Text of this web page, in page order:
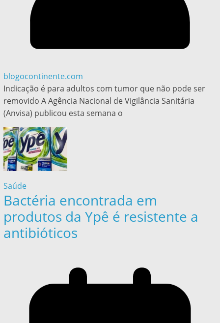
blogocontinente.com
Indicação é para adultos com tumor que não pode ser
removido A Agência Nacional de Vigilância Sanitária
(Anvisa) publicou esta semana o
Saúde
Bactéria encontrada em
produtos da Ypê é resistente a
antibióticos